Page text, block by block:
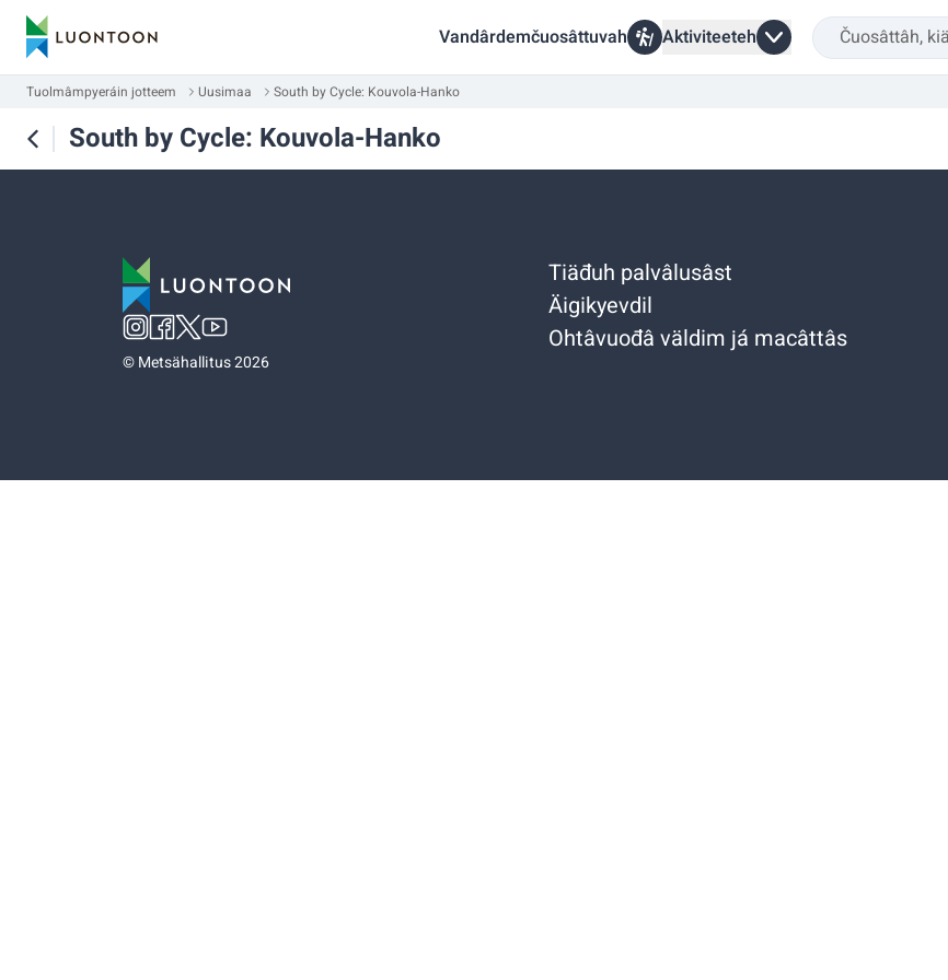
Vandârdemčuosâttuvah Aktiviteeteh
Tuolmâmpyeráin jotteem Uusimaa South by Cycle: Kouvola-Hanko
South by Cycle: Kouvola-Hanko
©Metsähallitus 2026
Tiäđuh palvâlusâst
Äigikyevdil
Ohtâvuođâ väldim já macâttâs